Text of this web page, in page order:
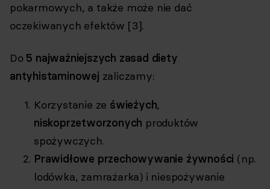
pokarmowych, a także może nie dać
oczekiwanych efektów [3].
Do 5 najważniejszych zasad diety
antyhistaminowej zaliczamy:
Korzystanie ze świeżych,
niskoprzetworzonych produktów
spożywczych.
Prawidłowe przechowywanie żywności (np.
lodówka, zamrażarka) i niespożywanie